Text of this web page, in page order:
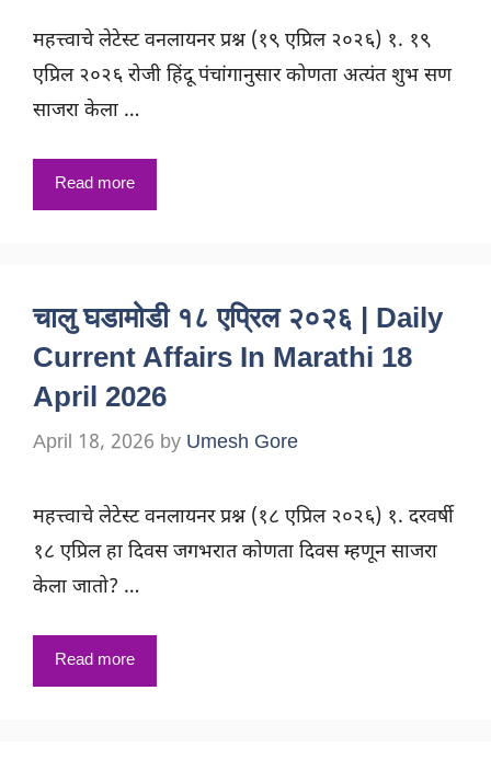
महत्त्वाचे लेटेस्ट वनलायनर प्रश्न (१९ एप्रिल २०२६) १. १९
एप्रिल २०२६ रोजी हिंदू पंचांगानुसार कोणता अत्यंत शुभ सण
साजरा केला …
Read more
चालु घडामोडी १८ एप्रिल २०२६ | Daily
Current Affairs In Marathi 18
April 2026
April 18, 2026 by Umesh Gore
महत्त्वाचे लेटेस्ट वनलायनर प्रश्न (१८ एप्रिल २०२६) १. दरवर्षी
१८ एप्रिल हा दिवस जगभरात कोणता दिवस म्हणून साजरा
केला जातो? …
Read more